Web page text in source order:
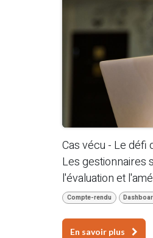
Cas vécu - Le défi
Les gestionnaires
l'évaluation et
Compte-rendu
En savoir plus